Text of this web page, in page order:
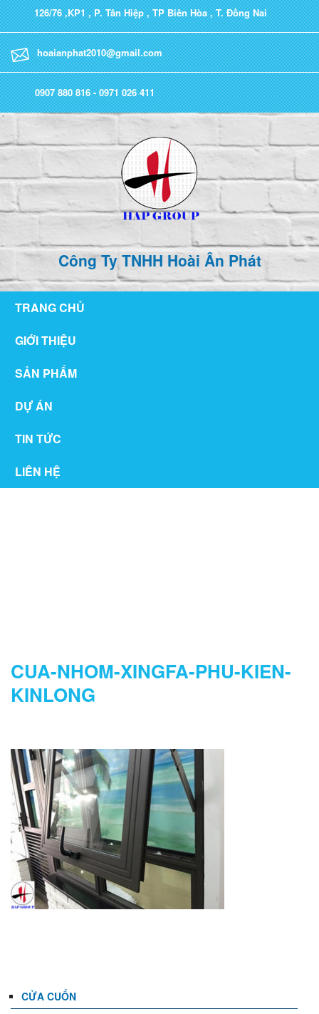
126/76 ,KP1 , P. Tân Hiệp , TP Biên Hòa , T. Đồng Nai
hoaianphat2010@gmail.com
0907 880 816 - 0971 026 411
Công Ty TNHH Hoài Ân Phát
TRANG CHỦ
GIỚI THIỆU
SẢN PHẨM
DỰ ÁN
TIN TỨC
LIÊN HỆ
CUA-NHOM-XINGFA-PHU-KIEN-
KINLONG
CỬA CUỐN